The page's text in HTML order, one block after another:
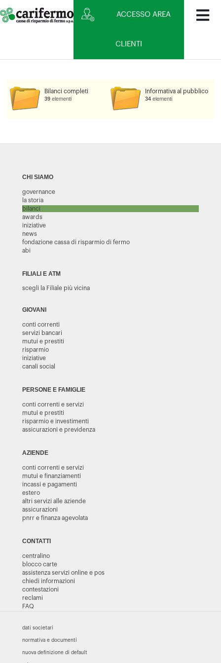
ACCESSO AREA
CLIENTI
Bilanci completi
39 elementi
Informativa al pubblico
34 elementi
CHI SIAMO
governance
la storia
bilanci
awards
iniziative
news
fondazione cassa di risparmio di fermo
abi
FILIALI E ATM
scegli la Filiale più vicina
GIOVANI
conti correnti
servizi bancari
mutui e prestiti
risparmio
iniziative
canali social
PERSONE E FAMIGLIE
conti correnti e servizi
mutui e prestiti
risparmio e investimenti
assicurazioni e previdenza
AZIENDE
conti correnti e servizi
mutui e finanziamenti
incassi e pagamenti
estero
altri servizi alle aziende
assicurazioni
pnrr e finanza agevolata
CONTATTI
centralino
blocco carte
assistenza servizi online e pos
chiedi informazioni
contestazioni
reclami
FAQ
dati societari
normativa e documenti
nuova definizione di default